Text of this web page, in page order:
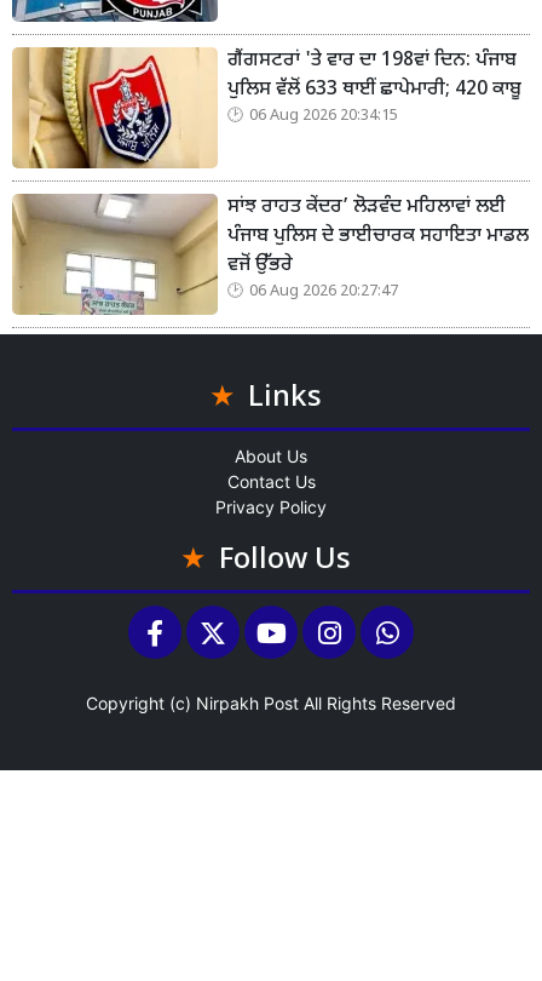
ਗੈਂਗਸਟਰਾਂ 'ਤੇ ਵਾਰ ਦਾ 198ਵਾਂ ਦਿਨ: ਪੰਜਾਬ
ਪੁਲਿਸ ਵੱਲੋਂ 633 ਥਾਈਂ ਛਾਪੇਮਾਰੀ; 420 ਕਾਬੂ
06 Aug 2026 20:34:15
ਸਾਂਝ ਰਾਹਤ ਕੇਂਦਰ’ ਲੋੜਵੰਦ ਮਹਿਲਾਵਾਂ ਲਈ
ਪੰਜਾਬ ਪੁਲਿਸ ਦੇ ਭਾਈਚਾਰਕ ਸਹਾਇਤਾ ਮਾਡਲ
ਵਜੋਂ ਉੱਭਰੇ
06 Aug 2026 20:27:47
Links
About Us
Contact Us
Privacy Policy
Follow Us
Copyright (c) Nirpakh Post All Rights Reserved